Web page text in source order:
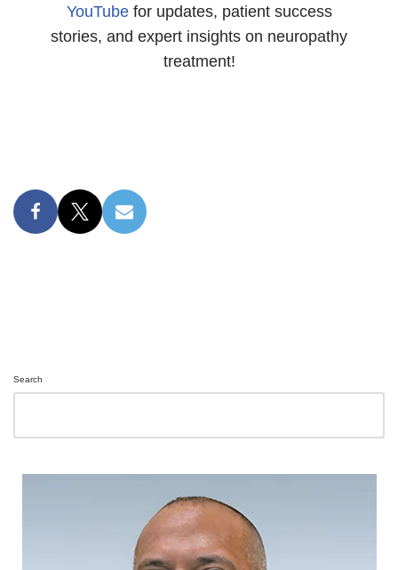
YouTubefor updates, patient success
stories, and expert insights on neuropathy
treatment!
Search